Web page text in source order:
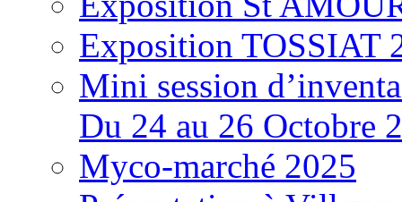
Exposition TOSSIAT
Mini session
Du 24 au 26 Octobre
Myco-marché 2025